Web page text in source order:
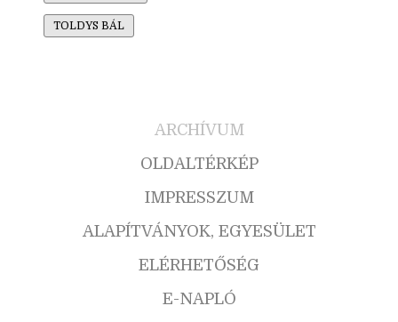
TOLDYS BÁL
ARCHÍVUM
OLDALTÉRKÉP
IMPRESSZUM
ALAPÍTVÁNYOK, EGYESÜLET
ELÉRHETŐSÉG
E-NAPLÓ